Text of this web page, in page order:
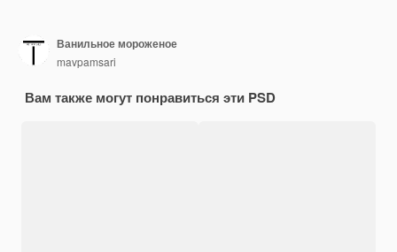
Ванильное мороженое
mavpamsari
Вам также могут понравиться эти PSD